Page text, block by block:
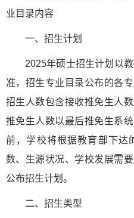
业目录内容
一、招生计划
2025年硕士招生计划以
准，招生专业目录公布的各
招生人数包含接收推免生人
推免生人数以最后推免生系
前，学校将根据教育部下达
数、生源状况、学校发展需
公布招生计划。
二、招生类型